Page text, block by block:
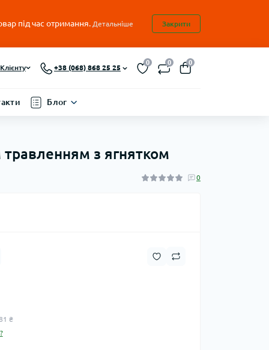
під час отримання. Детальніше Закрити
Клієнту +38 (068) 868 25 25
0 0 0
Блог
з ягнятком
0
₴